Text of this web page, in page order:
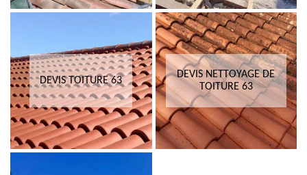
DEVIS TOITURE 63
DEVIS NETTOYAGE DE
TOITURE 63